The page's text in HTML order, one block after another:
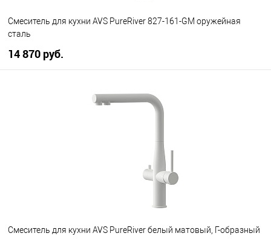
Смеситель для кухни AVS PureRiver 827-161-GM оружейная
сталь
14 870 руб.
Смеситель для кухни AVS PureRiver белый матовый, Г-образный